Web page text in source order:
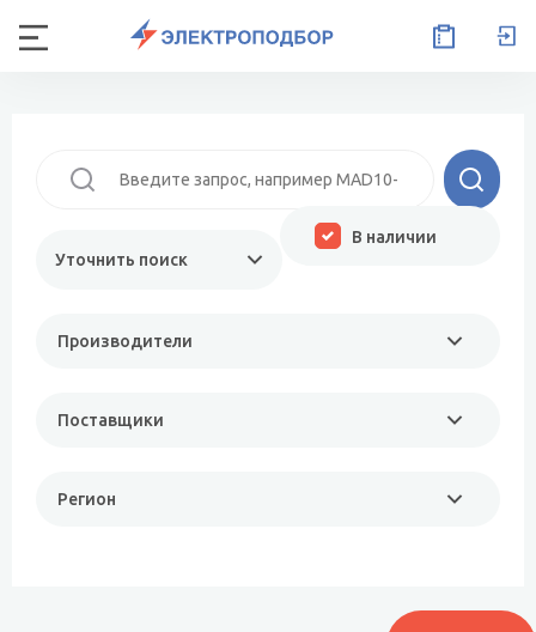
Уточнить поиск
Производители
Поставщики
Регион
В наличии